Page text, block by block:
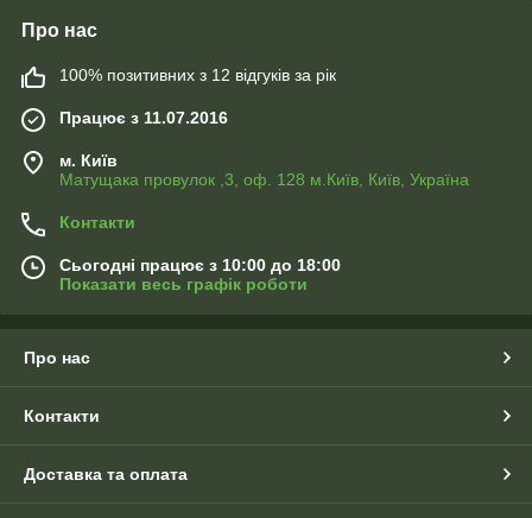
Про нас
100% позитивних з 12 відгуків за рік
Працює з 11.07.2016
м. Київ
Матущака провулок ,3, оф. 128 м.Київ, Київ, Україна
Контакти
Сьогодні працює з 10:00 до 18:00
Показати весь графік роботи
Про нас
Контакти
Доставка та оплата